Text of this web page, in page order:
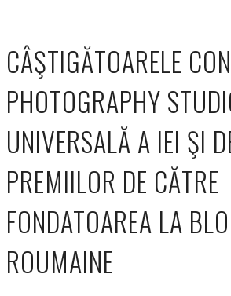
CÂŞTIGĂTOARELE
PHOTOGRAPHY
UNIVERSALĂ A IEI ŞI
PREMIILOR DE CĂTRE
FONDATOAREA LA
ROUMAINE